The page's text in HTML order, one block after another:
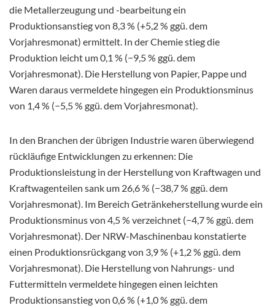
die Metallerzeugung und -bearbeitung ein
Produktionsanstieg von 8,3 % (+5,2 % ggü. dem
Vorjahresmonat) ermittelt. In der Chemie stieg die
Produktion leicht um 0,1 % (−9,5 % ggü. dem
Vorjahresmonat). Die Herstellung von Papier, Pappe und
Waren daraus vermeldete hingegen ein Produktionsminus
von 1,4 % (−5,5 % ggü. dem Vorjahresmonat).
In den Branchen der übrigen Industrie waren überwiegend
rückläufige Entwicklungen zu erkennen: Die
Produktionsleistung in der Herstellung von Kraftwagen und
Kraftwagenteilen sank um 26,6 % (−38,7 % ggü. dem
Vorjahresmonat). Im Bereich Getränkeherstellung wurde ein
Produktionsminus von 4,5 % verzeichnet (−4,7 % ggü. dem
Vorjahresmonat). Der NRW-Maschinenbau konstatierte
einen Produktionsrückgang von 3,9 % (+1,2 % ggü. dem
Vorjahresmonat). Die Herstellung von Nahrungs- und
Futtermitteln vermeldete hingegen einen leichten
Produktionsanstieg von 0,6 % (+1,0 % ggü. dem